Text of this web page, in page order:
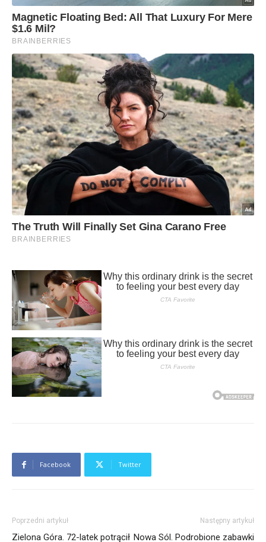
Facebook Twitter
Poprzedni artykuł
Zielona Góra. 72-latek potrącił
Następny artykuł
Nowa Sól. Podrobione zabawki